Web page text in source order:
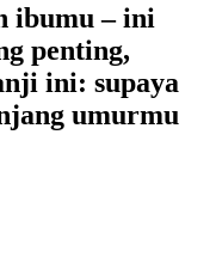
ibumu – ini
penting,
ini: supaya
umurmu